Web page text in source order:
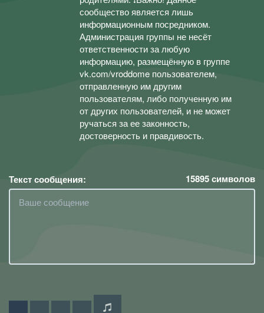
сообщество является лишь
информационным посредником.
Администрация группы не несёт
ответственности за любую
информацию, размещённую в группе
vk.com/vroddome пользователем,
отправленную им другим
пользователям, либо полученную им
от других пользователей, и не может
ручаться за ее законность,
достоверность и правдивость.
Текст сообщения: 15895символов